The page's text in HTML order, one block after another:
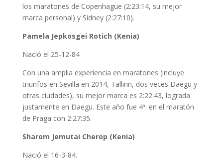
los maratones de Copenhague (2:23:14, su mejor
marca personal) y Sidney (2:27:10).
Pamela Jepkosgei Rotich (Kenia)
Nació el 25-12-84
Con una amplia experiencia en maratones (incluye
triunfos en Sevilla en 2014, Tallinn, dos veces Daegu y
otras ciudades), su mejor marca es 2:22:43, lograda
justamente en Daegu. Este año fue 4ª. en el maratón
de Praga con 2:27:35.
Sharom Jemutai Cherop (Kenia)
Nació el 16-3-84.